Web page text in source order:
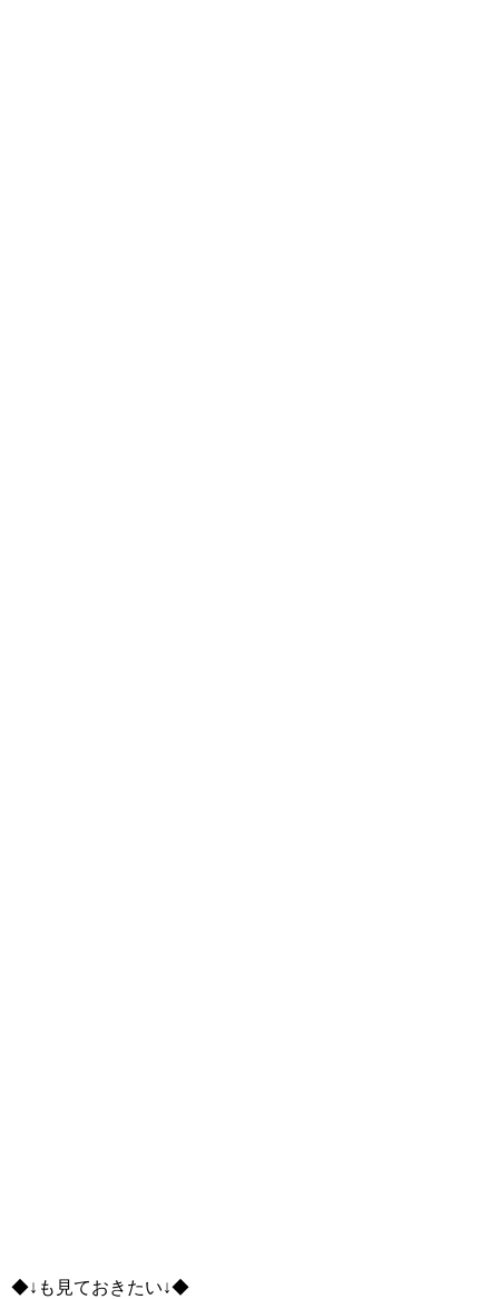
◆↓も見ておきたい↓◆